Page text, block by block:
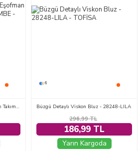
Önden Bağlamalı Şortlu Eşofman Takımı Pembe - 28612-PEMBE
6
Büzgü Detaylı Viskon Bluz - 28248-LILA
296,99TL
186,99 TL
Yarın Kargoda